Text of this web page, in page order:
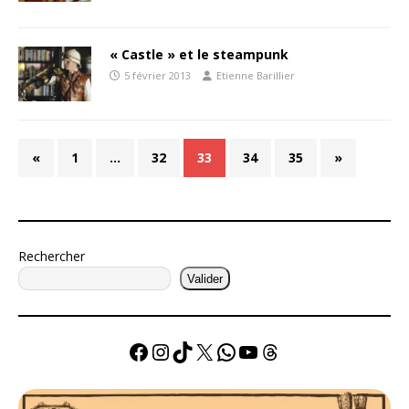
« Castle » et le steampunk
5 février 2013 Etienne Barillier
« 1 … 32 33 34 35 »
Rechercher
Valider